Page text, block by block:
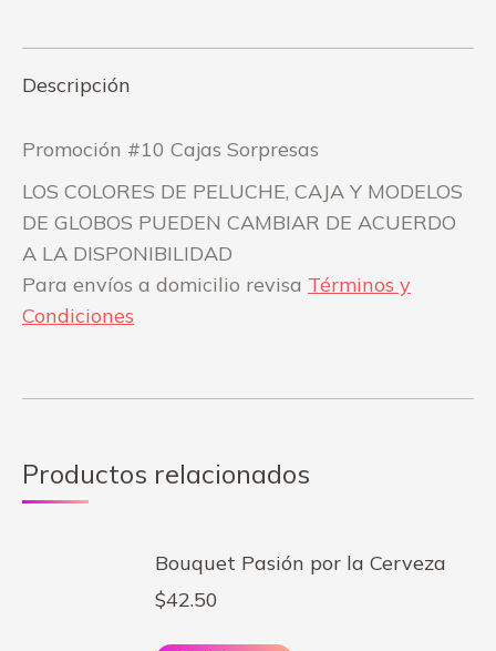
Descripción
Promoción #10 Cajas Sorpresas
LOS COLORES DE PELUCHE, CAJA Y MODELOS
DE GLOBOS PUEDEN CAMBIAR DE ACUERDO
A LA DISPONIBILIDAD
Para envíos a domicilio revisa Términos y
Condiciones
Productos relacionados
Bouquet Pasión por la Cerveza
$42.50